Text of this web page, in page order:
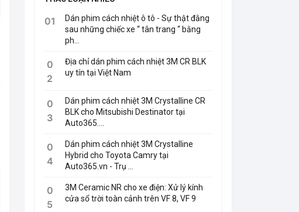
01
Dán phim cách nhiệt ô tô - Sự thật đằng
sau những chiếc xe “ tân trang “ bằng
ph...
0
2
Địa chỉ dán phim cách nhiệt 3M CR BLK
uy tín tại Việt Nam
0
3
Dán phim cách nhiệt 3M Crystalline CR
BLK cho Mitsubishi Destinator tại
Auto365....
0
4
Dán phim cách nhiệt 3M Crystalline
Hybrid cho Toyota Camry tại
Auto365.vn - Trụ ...
0
5
3M Ceramic NR cho xe điện: Xử lý kính
cửa sổ trời toàn cảnh trên VF 8, VF 9